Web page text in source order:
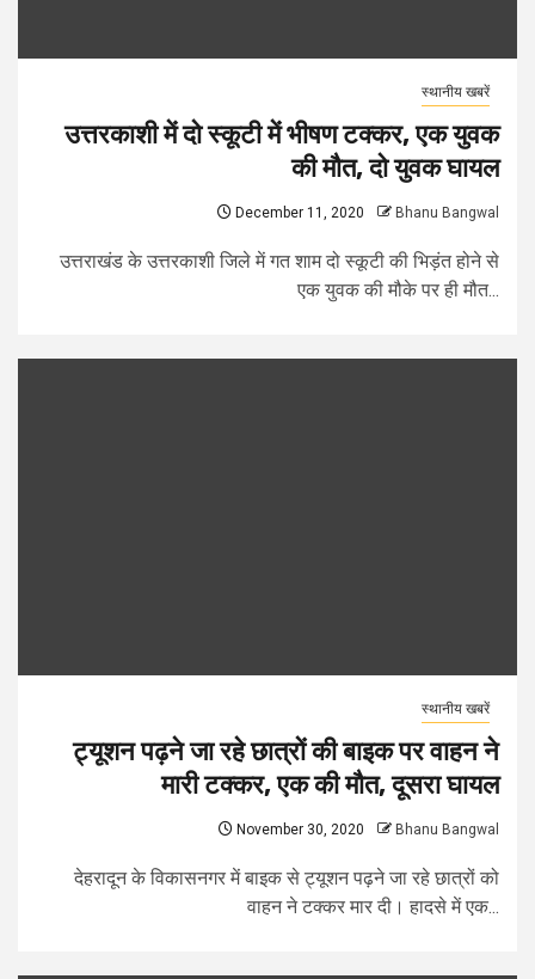
स्थानीय खबरें
उत्तरकाशी में दो स्कूटी में भीषण टक्कर, एक युवक
की मौत, दो युवक घायल
December 11, 2020 Bhanu Bangwal
उत्तराखंड के उत्तरकाशी जिले में गत शाम दो स्कूटी की भिड़ंत होने से
एक युवक की मौके पर ही मौत...
स्थानीय खबरें
ट्यूशन पढ़ने जा रहे छात्रों की बाइक पर वाहन ने
मारी टक्कर, एक की मौत, दूसरा घायल
November 30, 2020 Bhanu Bangwal
देहरादून के विकासनगर में बाइक से ट्यूशन पढ़ने जा रहे छात्रों को
वाहन ने टक्कर मार दी। हादसे में एक...